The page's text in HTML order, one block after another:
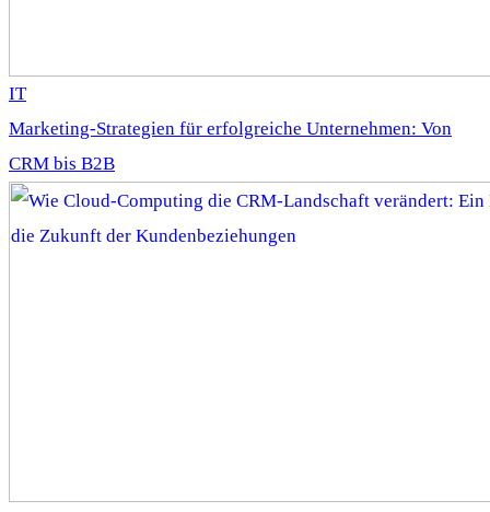
IT
Marketing-Strategien für erfolgreiche Unternehmen: Von
CRM bis B2B